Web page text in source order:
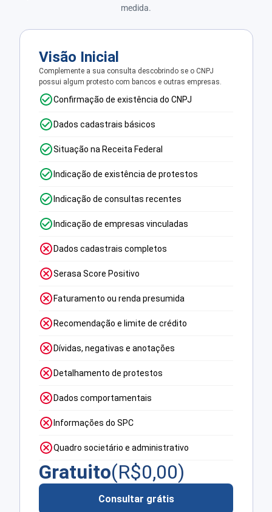
medida.
Visão Inicial
Complemente a sua consulta descobrindo se o CNPJ
possui algum protesto com bancos e outras empresas.
Confirmação de existência do CNPJ
Dados cadastrais básicos
Situação na Receita Federal
Indicação de existência de protestos
Indicação de consultas recentes
Indicação de empresas vinculadas
Dados cadastrais completos
Serasa Score Positivo
Faturamento ou renda presumida
Recomendação e limite de crédito
Dívidas, negativas e anotações
Detalhamento de protestos
Dados comportamentais
Informações do SPC
Quadro societário e administrativo
Gratuito(R$0,00)
Consultar grátis